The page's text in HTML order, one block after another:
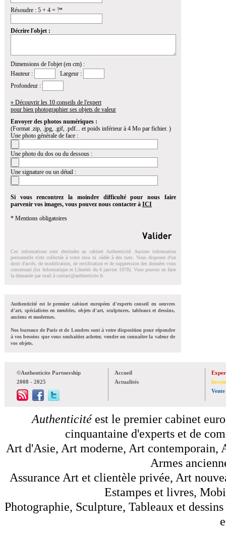
Résoudre : 5 + 4 = ?*
Décrire l'objet :
Dimensions de l'objet (en cm) :
Hauteur :
Largeur :
Profondeur :
» Découvrir les 10 conseils de l'expert
pour bien photographier ses objets de valeur
Envoyer des photos numériques :
(Format .zip, .jpg, .gif, .pdf... et poids inférieur à 4 Mo par fichier. )
Une photo générale de face :
Une photo du dos ou du dessous :
Une signature ou un détail :
Si vous rencontrez la moindre difficulté pour nous faire
parvenir vos images, vous pouvez nous contacter à ICI
* Mentions obligatoires
Ces informations sont destinées au cabinet Authenticité. Aucune information
personnelle n'est collectée à votre insu ni cédée à des tiers. Vous disposez d'un
droit d'accés, de modification, de rectification et de suppression des données vous
concernant (loi Informatique et Libertés du 6 janvier 1978). Vous pouvez en faire
la demande par mail à contact@authenticite.fr.
Authenticité est le premier cabinet européen d'experts conseil en oeuvres
d'art, spécialistes en meubles, objets d'art, sculptures, tableaux et dessins,
anciens et modernes.
Nos bureaux de Paris et de Londres sont à votre disposition pour répondre
à vos besoins que vous souhaitiez acheter, vendre ou connaître la valeur de
vos objets.
©Authenticite Partnership
2008 - 2025
Accueil
Actualités
Vente
Authenticitéest le premier cabinet
cinquantaine d'experts et de
Art d'Asie, Art moderne, Art contemporain,
Armes
Assurance Art et clientèle privée, Art
Estampes et livres,
Photographie, Sculpture, Tableaux et